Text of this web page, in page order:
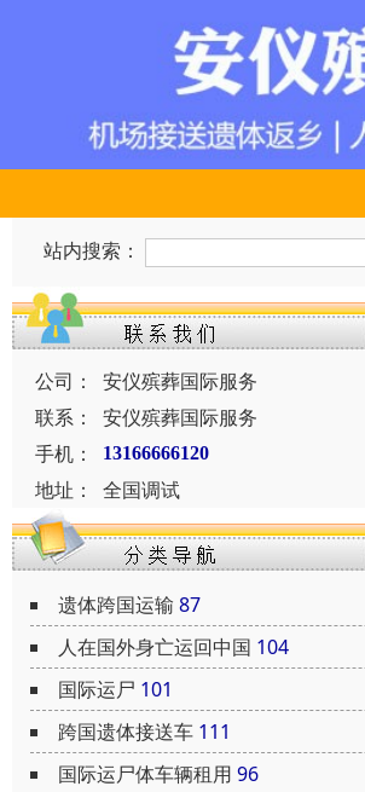
站内搜索：
公司：
安仪殡葬国际服务
联系：
安仪殡葬国际服务
手机：
13166666120
地址： 全国调试
遗体跨国运输 87
人在国外身亡运回中国 104
国际运尸 101
跨国遗体接送车 111
国际运尸体车辆租用 96